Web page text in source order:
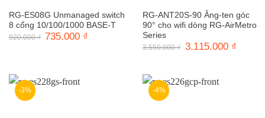
RG-ES08G Unmanaged switch
8 cổng 10/100/1000 BASE-T
920.000₫ Giá
gốc
735.000 ₫
RG-ANT20S-90 Ăng-ten góc
90° cho wifi dòng RG-AirMetro
Series
3.550.000₫
Giá
gốc
3.115.000 ₫
-3% -4%